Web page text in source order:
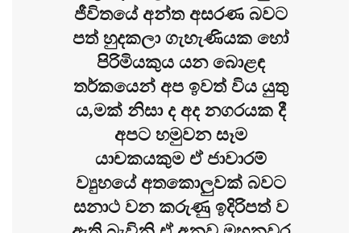
ජීවිතයේ අන්ත අසරණ බවට
පත් හුදකලා ගැහැණියක හෝ
පිරිමියකුය යන බොළඳ
තර්කයෙන් අප ඉවත් විය යුතු
ය,මක් නිසා ද අද නගරයක දී
අපට හමුවන සෑම
යාචකයකුම ඒ ජාවාරම්
ව්‍යුහයේ අතකොලුවක් බවට
සනාථ වන කරුණු ඉදිරිපත් ව